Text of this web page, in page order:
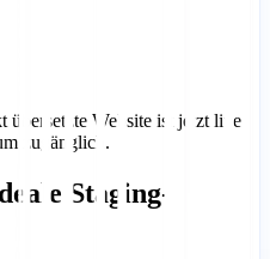
Website ist jetzt live
zugänglich.
Staging-